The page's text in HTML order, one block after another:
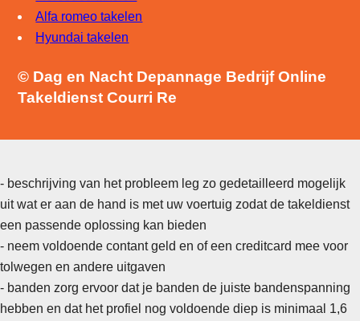
Alfa romeo takelen
Hyundai takelen
© Dag en Nacht Depannage Bedrijf Online
Takeldienst Courri Re
- beschrijving van het probleem leg zo gedetailleerd mogelijk
uit wat er aan de hand is met uw voertuig zodat de takeldienst
een passende oplossing kan bieden
- neem voldoende contant geld en of een creditcard mee voor
tolwegen en andere uitgaven
- banden zorg ervoor dat je banden de juiste bandenspanning
hebben en dat het profiel nog voldoende diep is minimaal 1,6